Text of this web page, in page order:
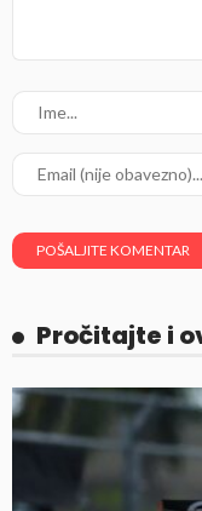
Pročitajte i